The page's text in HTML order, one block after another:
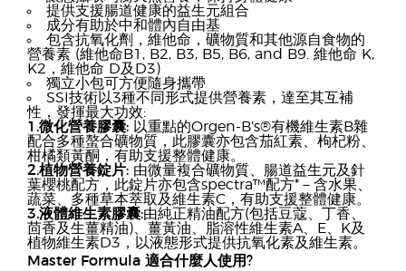
提供支援腸道健康的益生元組合
成分有助於中和體內自由基
包含抗氧化劑，維他命，礦物質和其他源自食物的
營養素 (維他命B1, B2, B3, B5, B6, and B9. 維他命 K,
K2，維他命 D及D3)
獨立小包可方便隨身攜帶
SSI技術以3種不同形式提供營養素，達至其互補
性，發揮最大功效:
1.微化營養膠囊: 以重點的Orgen-B’s®有機維生素B雜
配合多種螯合礦物質，此膠囊亦包含茄紅素、枸杞粉、
柑橘類黃酮，有助支援整體健康。
2.植物營養錠片: 由微量複合礦物質、腸道益生元及針
葉櫻桃配方，此錠片亦包含spectra™配方*－含水果、
蔬菜、多種草本萃取及維生素C，有助支援整體健康。
3.液體維生素膠囊:由純正精油配方(包括豆蔻、丁香、
茴香及生薑精油)、薑黃油、脂溶性維生素A、E、K及
植物維生素D3，以液態形式提供抗氧化素及維生素。
Master Formula 適合什麼人使用?